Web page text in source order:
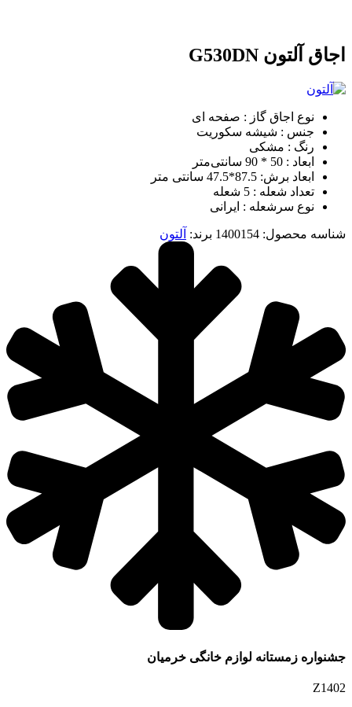
اجاق آلتون G530DN
نوع اجاق گاز : صفحه ای
جنس : شیشه سکوریت
رنگ : مشکی
ابعاد : 50 * 90 سانتی‌متر
ابعاد برش: 87.5*47.5 سانتی متر
تعداد شعله : 5 شعله
نوع سرشعله : ایرانی
شناسه محصول: 1400154 برند: آلتون
جشنواره زمستانه لوازم خانگی خرمیان
Z1402